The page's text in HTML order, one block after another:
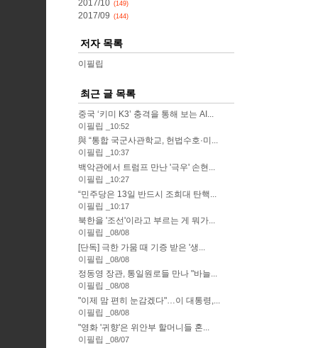
2017/10 (149)
2017/09 (144)
저자 목록
이필립
최근 글 목록
중국 ‘키미 K3’ 충격을 통해 보는 AI...
이필립
10:52
與 “통합 국군사관학교, 헌법수호·미...
이필립
10:37
백악관에서 트럼프 만난 '극우' 손현...
이필립
10:27
“민주당은 13일 반드시 조희대 탄핵...
이필립
10:17
북한을 '조선'이라고 부르는 게 뭐가...
이필립
08/08
[단독] 극한 가뭄 때 기증 받은 '생...
이필립
08/08
정동영 장관, 통일원로들 만나 "바늘...
이필립
08/08
"이제 맘 편히 눈감겠다"…이 대통령,...
이필립
08/08
"영화 '귀향'은 위안부 할머니들 혼...
이필립
08/07